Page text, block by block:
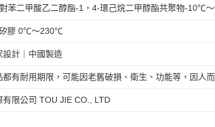
苯二甲酸乙二醇酯-1，4-環己烷二甲醇酯共聚物-10℃
膠 0℃～230℃
設計｜中國製造
都有耐用期限，可能因老舊破損、衛生、功能等，因人
有限公司 TOU JIE CO., LTD